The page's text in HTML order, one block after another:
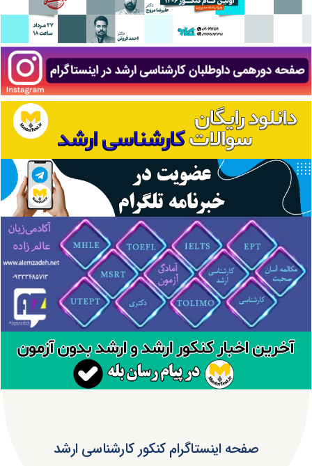
صفحه اینستاگرام کنکور کارشناسی ارشد